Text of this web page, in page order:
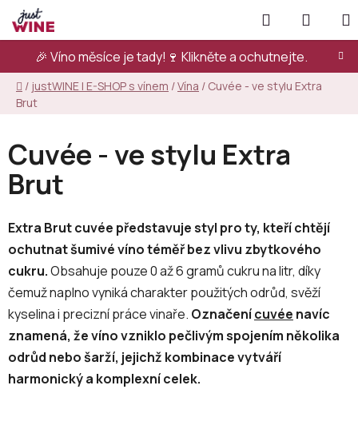
Přejít
na
obsah
🎉 Víno měsíce je tady!🍷 Klikněte a ochutnejte.
Hledat
KOŠÍK
Domů
/ justWINE | E-SHOP s vínem /Vína / Cuvée - ve stylu Extra
Brut
Cuvée - ve stylu Extra
Brut
Extra Brut cuvée představuje styl pro ty, kteří chtějí
ochutnat šumivé víno téměř bez vlivu zbytkového
cukru.Obsahuje pouze 0 až 6 gramů cukru na litr, díky
čemuž naplno vyniká charakter použitých odrůd, svěží
kyselina i precizní práce vinaře. Označenícuvée navíc
znamená, že víno vzniklo pečlivým spojením několika
odrůd nebo šarží, jejichž kombinace vytváří
harmonický a komplexní celek.